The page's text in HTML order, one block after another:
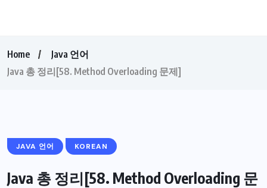
Home
Java 언어
Java 총 정리[58. Method Overloading 문제]
JAVA 언어 KOREAN
Java 총 정리[58. Method Overloading 문